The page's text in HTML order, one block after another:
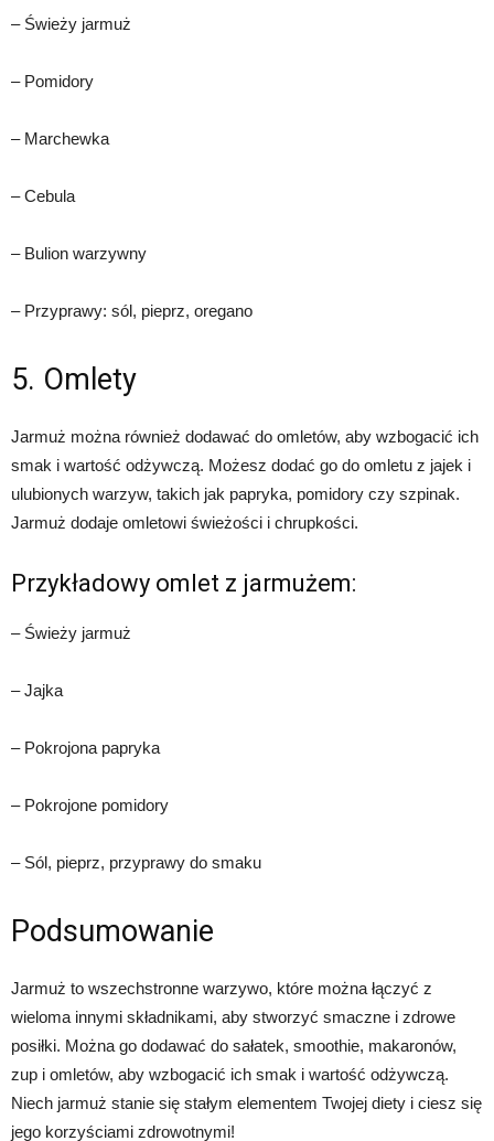
– Świeży jarmuż
– Pomidory
– Marchewka
– Cebula
– Bulion warzywny
– Przyprawy: sól, pieprz, oregano
5. Omlety
Jarmuż można również dodawać do omletów, aby wzbogacić ich
smak i wartość odżywczą. Możesz dodać go do omletu z jajek i
ulubionych warzyw, takich jak papryka, pomidory czy szpinak.
Jarmuż dodaje omletowi świeżości i chrupkości.
Przykładowy omlet z jarmużem:
– Świeży jarmuż
– Jajka
– Pokrojona papryka
– Pokrojone pomidory
– Sól, pieprz, przyprawy do smaku
Podsumowanie
Jarmuż to wszechstronne warzywo, które można łączyć z
wieloma innymi składnikami, aby stworzyć smaczne i zdrowe
posiłki. Można go dodawać do sałatek, smoothie, makaronów,
zup i omletów, aby wzbogacić ich smak i wartość odżywczą.
Niech jarmuż stanie się stałym elementem Twojej diety i ciesz się
jego korzyściami zdrowotnymi!